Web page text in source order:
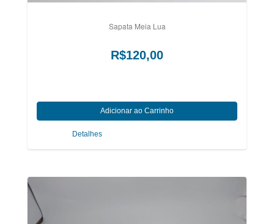
Sapata Meia Lua
R$120,00
Detalhes